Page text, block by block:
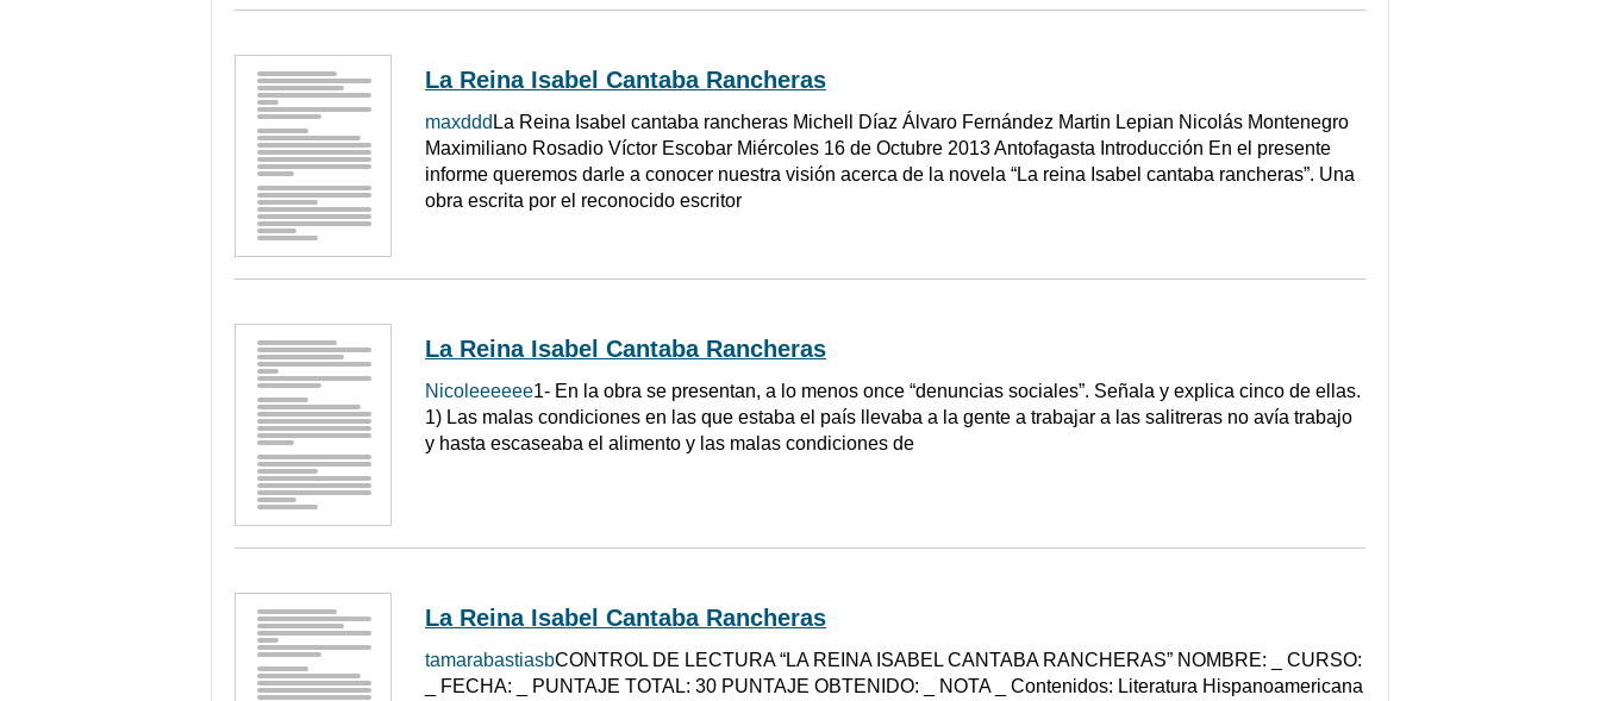
La Reina Isabel Cantaba Rancheras
maxddd La Reina Isabel cantaba rancheras Michell Díaz Álvaro Fernández Martin Lepian Nicolás Montenegro
Maximiliano Rosadio Víctor Escobar Miércoles 16 de Octubre 2013 Antofagasta Introducción En el presente
informe queremos darle a conocer nuestra visión acerca de la novela “La reina Isabel cantaba rancheras”. Una
obra escrita por el reconocido escritor
La Reina Isabel Cantaba Rancheras
Nicoleeeeee1- En la obra se presentan, a lo menos once “denuncias sociales”. Señala y explica cinco de ellas.
1) Las malas condiciones en las que estaba el país llevaba a la gente a trabajar a las salitreras no avía trabajo
y hasta escaseaba el alimento y las malas condiciones de
La Reina Isabel Cantaba Rancheras
tamarabastiasbCONTROL DE LECTURA “LA REINA ISABEL CANTABA RANCHERAS” NOMBRE: _ CURSO:
_ FECHA: _ PUNTAJE TOTAL: 30 PUNTAJE OBTENIDO: _ NOTA _ Contenidos: Literatura Hispanoamericana